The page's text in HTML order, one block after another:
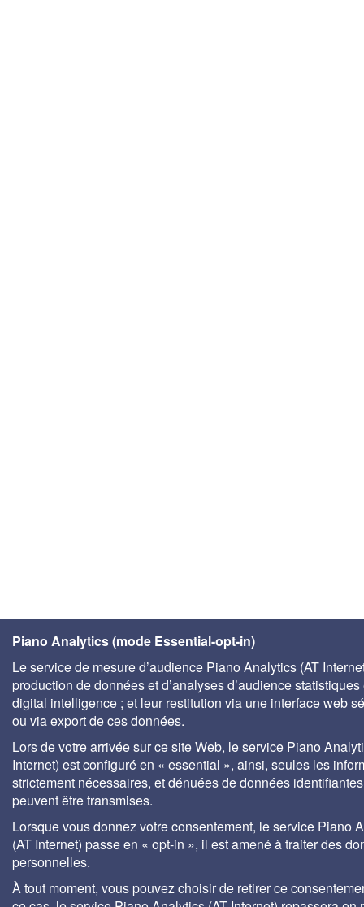
Piano Analytics (mode Essential-opt-in)
Le service de mesure d’audience Piano Analytics (AT
production de données et d’analyses d’audience statistiques
digital intelligence ; et leur restitution via une interface web
ou via export de ces données.
Lors de votre arrivée sur ce site Web, le service Piano
Internet) est configuré en « essential », ainsi, seules les
strictement nécessaires, et dénuées de données
peuvent être transmises.
Lorsque vous donnez votre consentement, le service Piano
(AT Internet) passe en « opt-in », il est amené à traiter des
personnelles.
À tout moment, vous pouvez choisir de retirer ce